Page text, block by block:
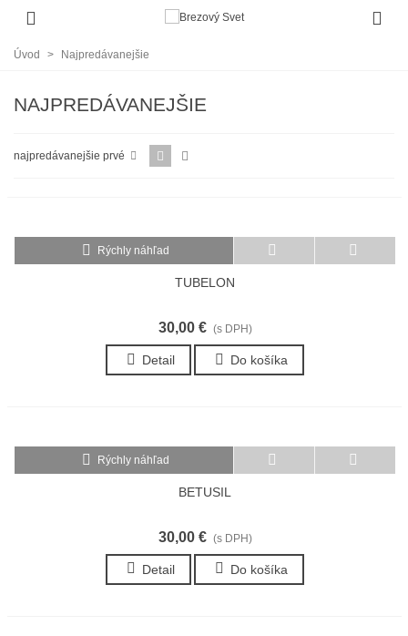
Úvod > Najpredávanejšie
NAJPREDÁVANEJŠIE
najpredávanejšie prvé
Rýchly náhľad
TUBELON
30,00 € (s DPH)
Detail Do košíka
Rýchly náhľad
BETUSIL
30,00 € (s DPH)
Detail Do košíka